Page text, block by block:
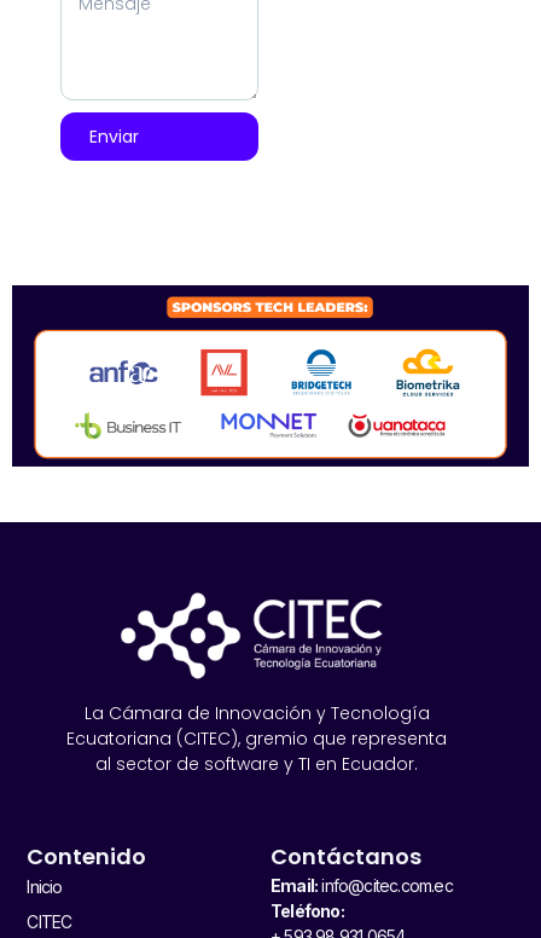
Enviar
La Cámara de Innovación y Tecnología
Ecuatoriana (CITEC), gremio que representa
al sector de software y TI en Ecuador.
Contenido
Inicio
CITEC
Contáctanos
Email:info@citec.com.ec
Teléfono: